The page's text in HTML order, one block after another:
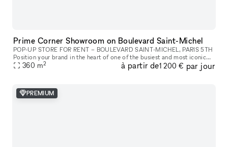
Prime Corner Showroom on Boulevard Saint-Michel
POP-UP STORE FOR RENT – BOULEVARD SAINT-MICHEL, PARIS 5TH
Position your brand in the heart of one of the busiest and most iconic
locations on Paris’s Left Bank. This retail space enjoys a prime loc
360 m2 à partir de1 200 € par jour
PREMIUM